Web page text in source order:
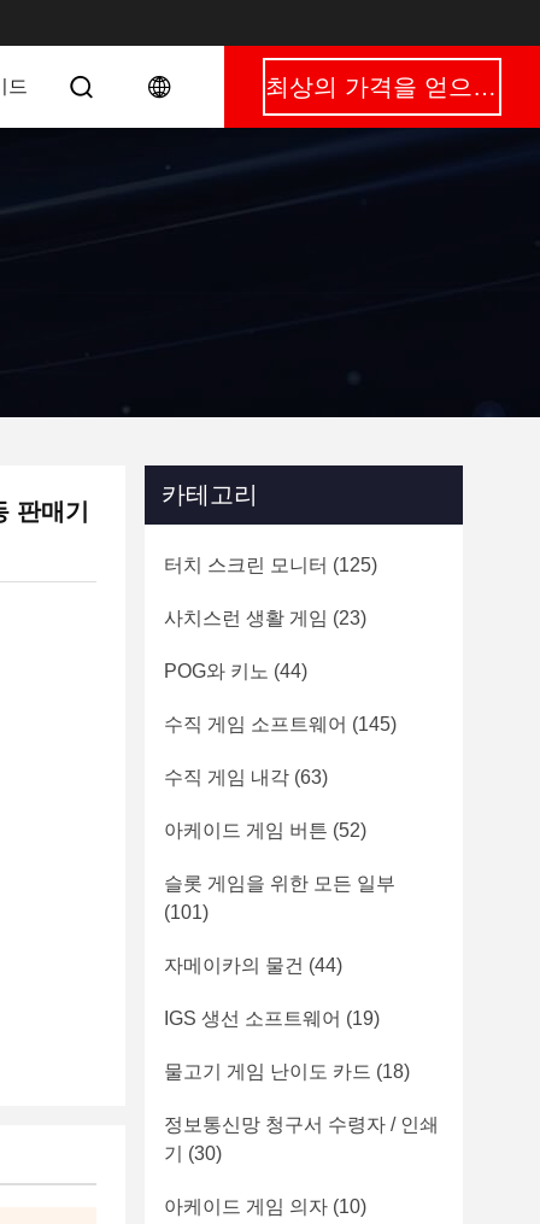
드 최상의 가격을 얻으세요
판매기
카테고리
터치 스크린 모니터 (125)
사치스런 생활 게임 (23)
POG와 키노 (44)
수직 게임 소프트웨어 (145)
수직 게임 내각 (63)
아케이드 게임 버튼 (52)
슬롯 게임을 위한 모든 일부
(101)
자메이카의 물건 (44)
IGS 생선 소프트웨어 (19)
물고기 게임 난이도 카드 (18)
정보통신망 청구서 수령자 / 인쇄
기
(30)
아케이드 게임 의자 (10)